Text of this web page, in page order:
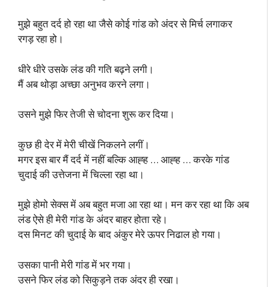
मुझे बहुत दर्द हो रहा था जैसे कोई गांड को अंदर से मिर्च लगाकर
रगड़ रहा हो।
धीरे धीरे उसके लंड की गति बढ़ने लगी।
मैं अब थोड़ा अच्छा अनुभव करने लगा।
उसने मुझे फिर तेजी से चोदना शुरू कर दिया।
कुछ ही देर में मेरी चीखें निकलने लगीं।
मगर इस बार मैं दर्द में नहीं बल्कि आह्ह … आह्ह … करके गांड
चुदाई की उत्तेजना में चिल्ला रहा था।
मुझे होमो सेक्स में अब बहुत मजा आ रहा था। मन कर रहा था कि अब
लंड ऐसे ही मेरी गांड के अंदर बाहर होता रहे।
दस मिनट की चुदाई के बाद अंकुर मेरे ऊपर निढाल हो गया।
उसका पानी मेरी गांड में भर गया।
उसने फिर लंड को सिकुड़ने तक अंदर ही रखा।